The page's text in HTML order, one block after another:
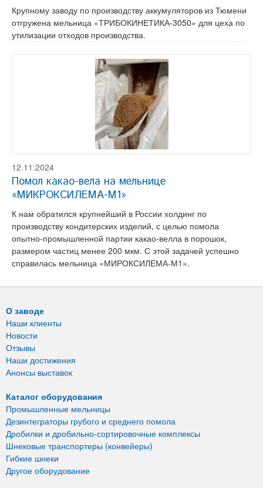
Крупному заводу по производству аккумуляторов из Тюмени
отгружена мельница «ТРИБОКИНЕТИКА-3050» для цеха по
утилизации отходов производства.
12.11.2024
Помол какао-вела на мельнице
«МИКРОКСИЛЕМА-М1»
К нам обратился крупнейший в России холдинг по
производству кондитерских изделий, с целью помола
опытно-промышленной партии какао-велла в порошок,
размером частиц менее 200 мкм. С этой задачей успешно
справилась мельница «МИРОКСИЛЕМА-М1».
О заводе
Наши клиенты
Новости
Отзывы
Наши достижения
Анонсы выставок
Каталог оборудования
Промышленные мельницы
Дезинтеграторы грубого и среднего помола
Дробилки и дробильно-сортировочные комплексы
Шнековые транспортеры (конвейеры)
Гибкие шнеки
Другое оборудование